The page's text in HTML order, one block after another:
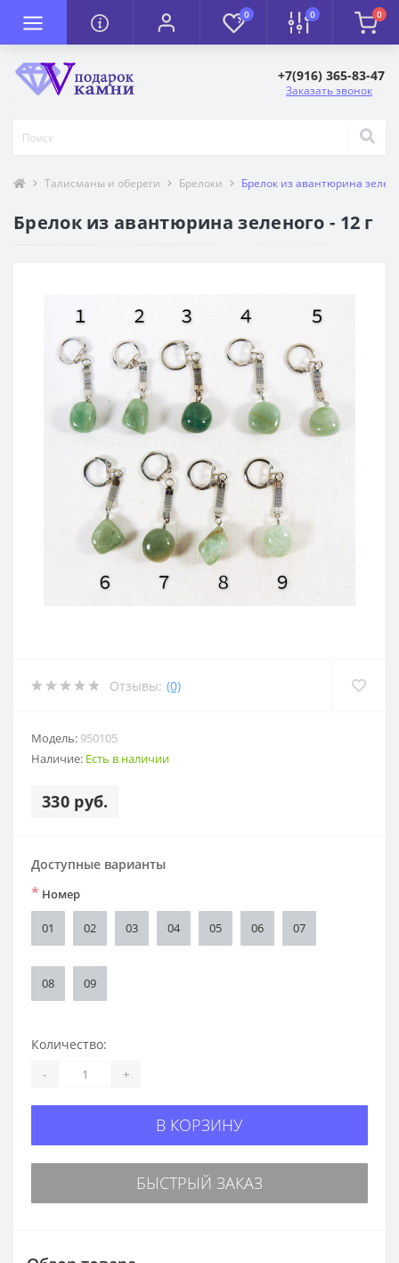
0 0 0
+7(916) 365-83-47
Заказать звонок
Талисманы и обереги Брелоки Брелок из авантюрина
Брелок из авантюрина зеленого - 12 г
Отзывы: (0)
Модель: 950105
Наличие: Есть в наличии
330 руб.
Доступные варианты
* Номер
01 02 03 04 05 06 07
08 09
Количество:
- +
В КОРЗИНУ
БЫСТРЫЙ ЗАКАЗ